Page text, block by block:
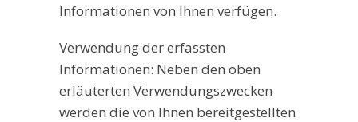
Informationen von Ihnen verfügen.
Verwendung der erfassten
Informationen: Neben den oben
erläuterten Verwendungszwecken
werden die von Ihnen bereitgestellten